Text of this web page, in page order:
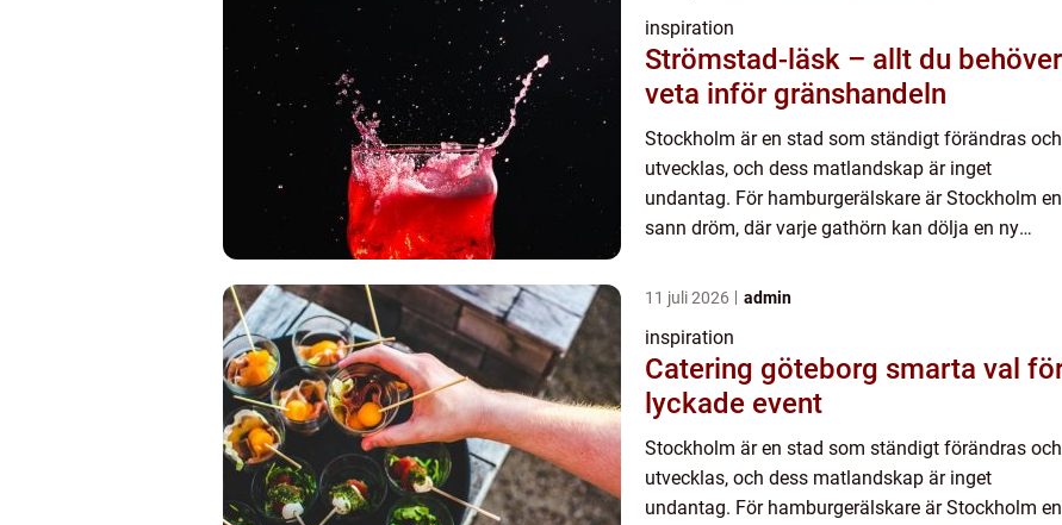
inspiration
Strömstad-läsk – allt du behöver
veta inför gränshandeln
Stockholm är en stad som ständigt förändras och
utvecklas, och dess matlandskap är inget
undantag. För hamburgerälskare är Stockholm en
sann dröm, där varje gathörn kan dölja en ny
11 juli 2026 admin
inspiration
Catering göteborg smarta val för
lyckade event
Stockholm är en stad som ständigt förändras och
utvecklas, och dess matlandskap är inget
undantag. För hamburgerälskare är Stockholm en